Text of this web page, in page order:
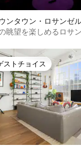
つ星中4.93つ星の平均
ンタウン・ロサンゼ
ンドミニアム
眺望を楽しめるロサ
ストチョイス
ストチョイス